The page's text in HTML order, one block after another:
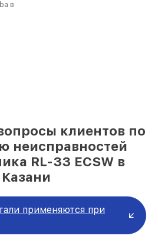
в
клиентов по
неисправностей
RL-33 ECSW в
Казани
применяются при